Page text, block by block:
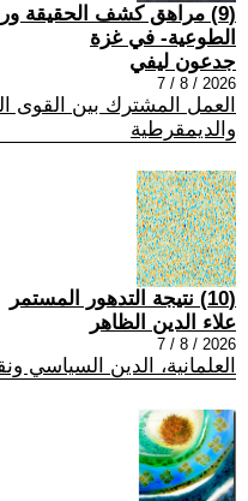
(9) مراهق كشف الحقيقة
الطوعية- في غزة
جدعون ليفي
2026 / 8 / 7
العمل المشترك بين القوى
والديمقرطية
(10) نتيجة التدهور المستمر
علاء الدين الظاهر
2026 / 8 / 7
العلمانية، الدين السياسي